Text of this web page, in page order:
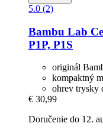
5.0 (2)
Bambu Lab
P1P, P1S
originál
kompaktný
ohrev trysky
€ 30,99
Doručenie do 12.